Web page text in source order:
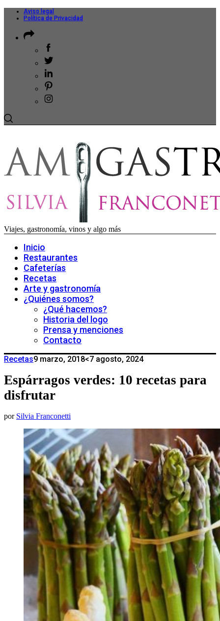
Aviso legal
Política de Privacidad
Viajes, gastronomía, vinos y algo más
Inicio
Restaurantes
Cafeterías
Recetas
Arte y gastronomía
¿Quiénes somos?
¿Qué hacemos?
Historia del logo
Prensa y menciones
Contacto
Recetas9 marzo, 2018<7 agosto, 2024
Espárragos verdes: 10 recetas para
disfrutar
por Silvia Franconetti